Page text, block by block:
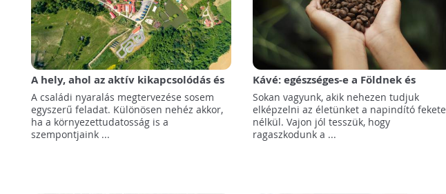
A hely, ahol az aktív kikapcsolódás és
a környezetvédelem találkozik
A családi nyaralás megtervezése sosem
egyszerű feladat. Különösen nehéz akkor,
ha a környezettudatosság is a
szempontjaink ...
Kávé: egészséges-e a Földnek és
nekünk?
Sokan vagyunk, akik nehezen tudjuk
elképzelni az életünket a napindító fekete
nélkül. Vajon jól tesszük, hogy
ragaszkodunk a ...